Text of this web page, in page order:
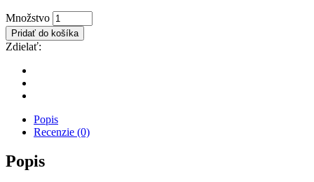
VIANOČNÝ
KOLOTOČ
množstvo
Množstvo
Pridať do košíka
Zdielať:
Popis
Recenzie (0)
Popis